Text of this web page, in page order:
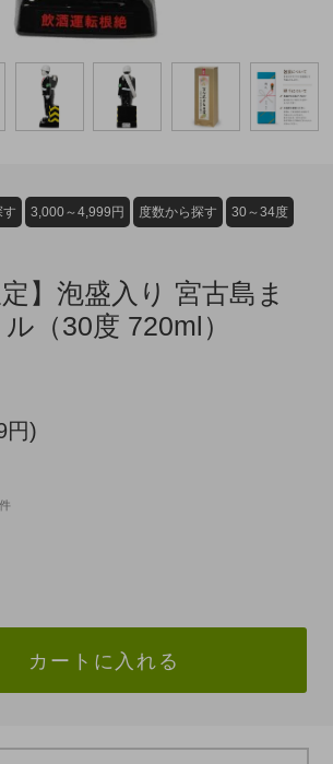
す 3,000～4,999円 度数から探す 30～34度
定】泡盛入り 宮古島ま
（30度 720ml）
円)
カートに入れる